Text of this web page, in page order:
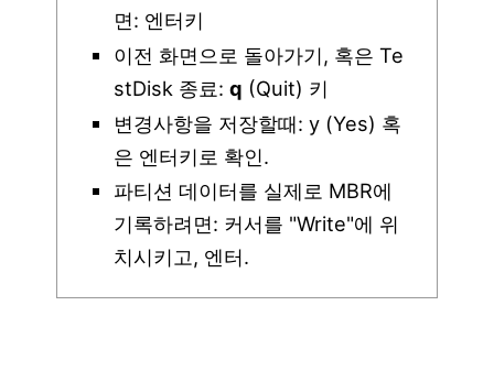
면: 엔터키
이전 화면으로 돌아가기, 혹은 Te
stDisk 종료: q (Quit) 키
변경사항을 저장할때: y (Yes) 혹
은 엔터키로 확인.
파티션 데이터를 실제로 MBR에
기록하려면: 커서를 "Write"에 위
치시키고, 엔터.